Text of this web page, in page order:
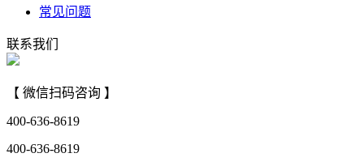
常见问题
联系我们
【 微信扫码咨询 】
400-636-8619
400-636-8619